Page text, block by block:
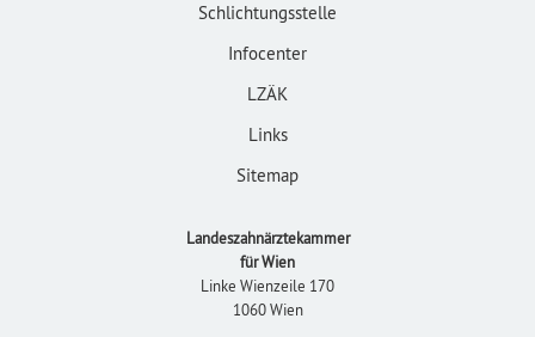
Schlichtungsstelle
Infocenter
LZÄK
Links
Sitemap
Landeszahnärztekammer
für Wien
Linke Wienzeile 170
1060 Wien